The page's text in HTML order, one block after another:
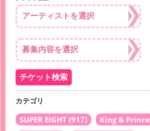
カテゴリ
SUPER EIGHT (917) King & Prince